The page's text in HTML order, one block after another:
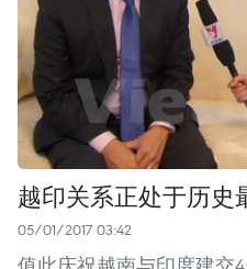
越印关系正处于历史
05/01/2017 03:42